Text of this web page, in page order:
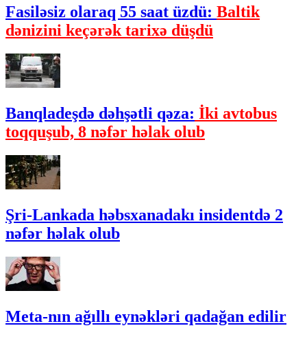
Fasiləsiz olaraq 55 saat üzdü: Baltik
dənizini keçərək tarixə düşdü
Banqladeşdə dəhşətli qəza: İki avtobus
toqquşub, 8 nəfər həlak olub
Şri-Lankada həbsxanadakı insidentdə 2
nəfər həlak olub
Meta-nın ağıllı eynəkləri qadağan edilir